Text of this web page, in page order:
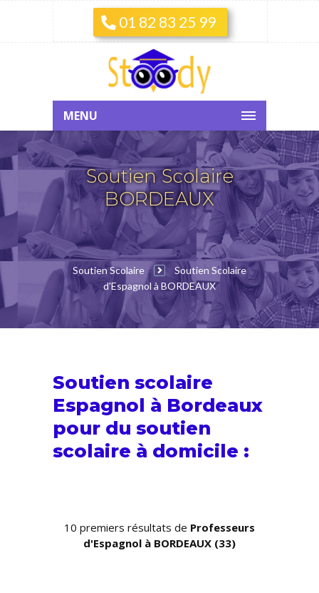
01 82 83 25 99
MENU
Soutien Scolaire
BORDEAUX
Soutien Scolaire
Soutien Scolaire
d'Espagnol à BORDEAUX
Soutien scolaire
Espagnol à Bordeaux
pour du soutien
scolaire à domicile :
10 premiers résultats de Professeurs
d'Espagnol à BORDEAUX (33)